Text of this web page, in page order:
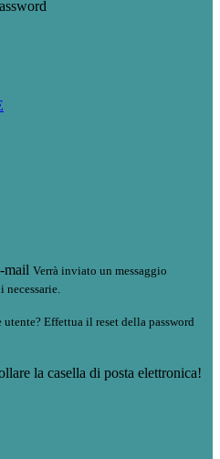
mail Verrà inviato un messaggio
Effettua il reset della password
la casella di posta elettronica!